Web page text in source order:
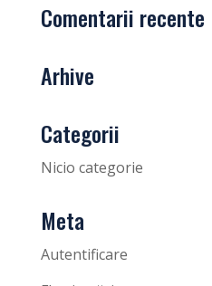
Comentarii recente
Arhive
Categorii
Nicio categorie
Meta
Autentificare